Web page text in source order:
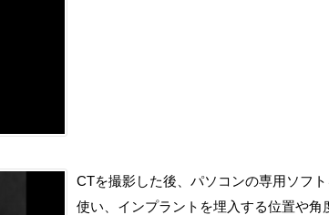
CTを撮影した後、パソコンの専用ソフト
使い、インプラントを埋入する位置や角